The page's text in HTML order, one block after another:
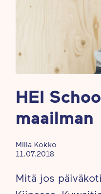
HEI
maailman
Milla Kokko
11.07.2018
Mitä jos